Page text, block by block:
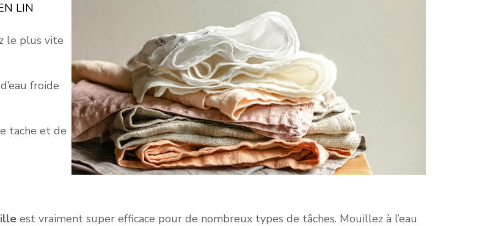
LIN
le plus vite
froide
tache et de
est vraiment super efficace pour de nombreux types de tâches. Mouillez à l’eau